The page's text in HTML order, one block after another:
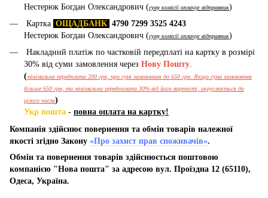
Нестерюк Богдан Олександрович (суму комісії оплачує відправник)
Картка ОЩАДБАНК 4790 7299 3525 4243
Нестерюк Богдан Олександрович (суму комісії оплачує відправник)
Накладний платіж по частковій передплаті на картку в розмірі
30% від суми замовлення через Нову Пошту.
(мінімальна передплата 200 грн, при сумі замовлення до 650 грн. Якщо сума замовлення
більше 650 грн, то мінімальна передоплата 30% від його вартості, округлюється до
цілого числа)
Укр пошта - повна оплата на картку!
Компанія здійснює повернення та обмін товарів належної
якості згідно Закону «Про захист прав споживачів».
Обмін та повернення товарів здійснюється поштовою
компанією "Нова пошта" за адресою вул. Проїздна 12 (65110),
Одеса, Україна.